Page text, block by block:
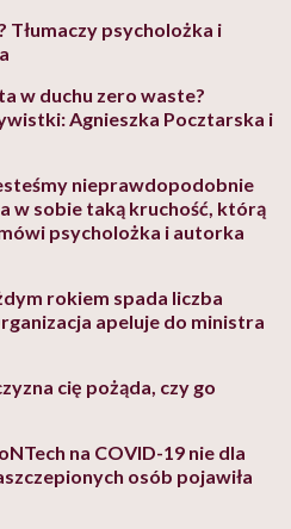
Tłumaczy psycholożka i
w duchu zero waste?
Agnieszka Pocztarska i
nieprawdopodobnie
w sobie taką kruchość, którą
psycholożka i autorka
rokiem spada liczba
apeluje do ministra
cię pożąda, czy go
na COVID-19 nie dla
osób pojawiła